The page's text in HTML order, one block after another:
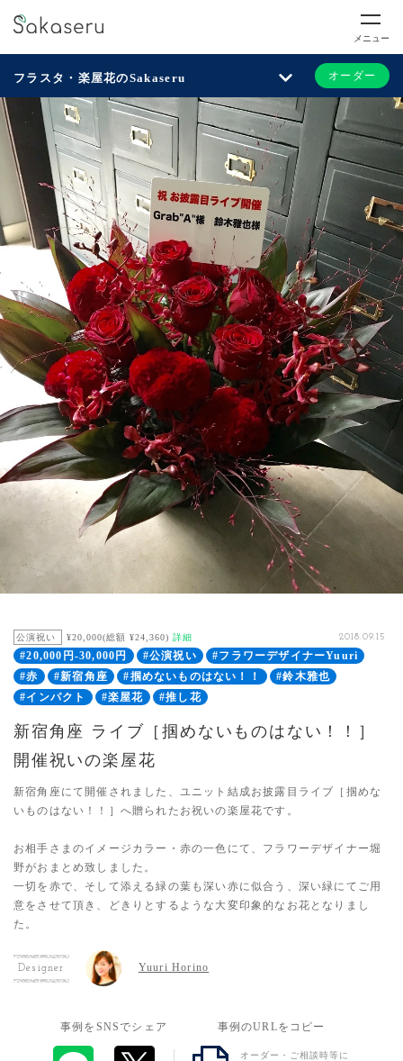
メニュー
フラスタ・楽屋花のSakaseru オーダー
公演祝い ¥20,000(総額 ¥24,360) 詳細 2018.09.15
#20,000円-30,000円 #公演祝い
#フラワーデザイナーYuuri
#赤
#新宿角座 #掴めないものはない！！
#鈴木雅也
#インパクト
#楽屋花 #推し花
新宿角座 ライブ［掴めないものはない！！］
開催祝いの楽屋花
新宿角座にて開催されました、ユニット結成お披露目ライブ［掴めな
いものはない！！］へ贈られたお祝いの楽屋花です。
お相手さまのイメージカラー・赤の一色にて、フラワーデザイナー堀
野がおまとめ致しました。
一切を赤で、そして添える緑の葉も深い赤に似合う、深い緑にてご用
意をさせて頂き、どきりとするような大変印象的なお花となりまし
た。
Designer Yuuri Horino
事例をSNSでシェア 事例のURLをコピー
オーダー・ご相談時等に